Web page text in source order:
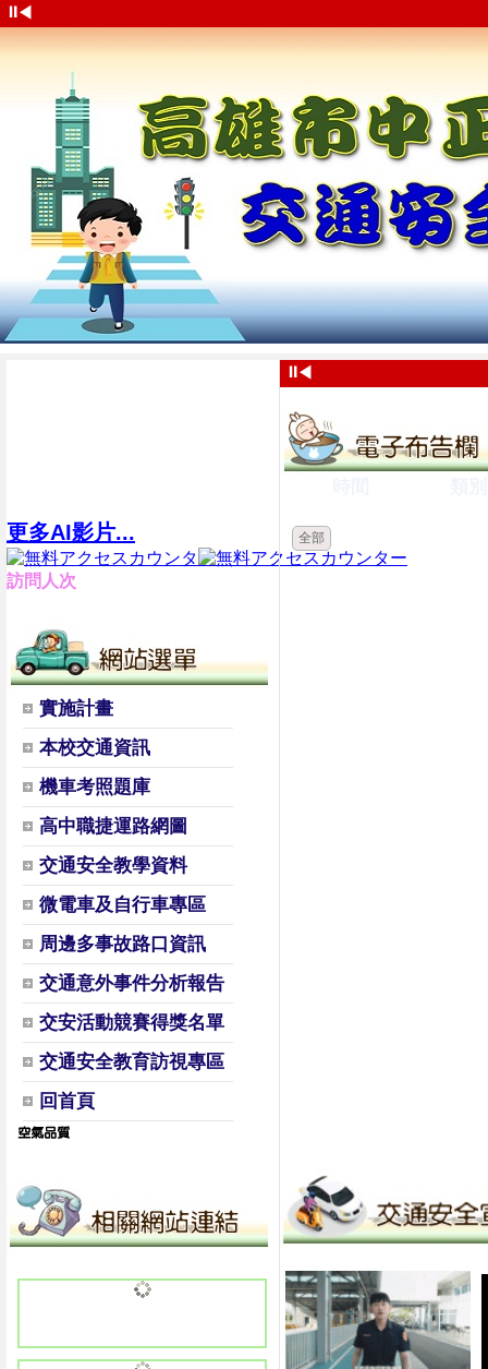
⏸◀
更多AI影片...
訪問人次
實施計畫
本校交通資訊
機車考照題庫
高中職捷運路網圖
交通安全教學資料
微電車及自行車專區
周邊多事故路口資訊
交通意外事件分析報告
交安活動競賽得獎名單
交通安全教育訪視專區
回首頁
⏸◀
全部